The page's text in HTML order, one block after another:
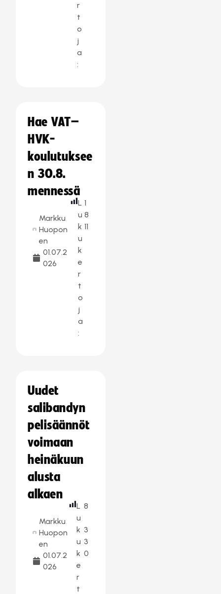
r
t
o
j
a
:
Hae VAT–
HVK-
koulutuksee
n 30.8.
mennessä
Markku
Huopon
en
01.07.2
026
L
u
k
u
k
e
r
t
o
j
a
:
1
8
11
Uudet
salibandyn
pelisäännöt
voimaan
heinäkuun
alusta
alkaen
Markku
Huopon
en
01.07.2
026
L
u
k
u
k
e
r
t
8
3
3
0